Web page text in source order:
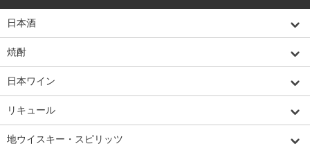
日本酒
焼酎
日本ワイン
リキュール
地ウイスキー・スピリッツ